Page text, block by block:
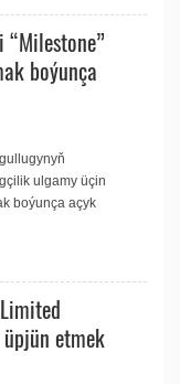
boýunça
ulgamy üçin
boýunça açyk
etmek